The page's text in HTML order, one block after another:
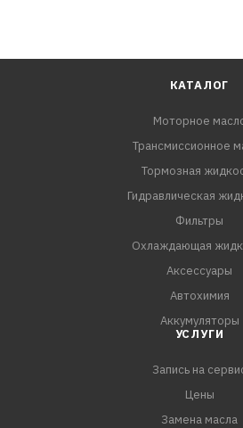
КАТАЛОГ
Моторное
Трансмиссионное
Тормозная
Гидравлическая
Фильтры
Охлаждающая
Аксессуары
Автохимия
Аккумуляторы
УСЛУГИ
Запись на
Цены
Замена масла